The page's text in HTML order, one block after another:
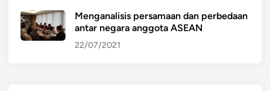
Menganalisis persamaan dan perbedaan
antar negara anggota ASEAN
22/07/2021